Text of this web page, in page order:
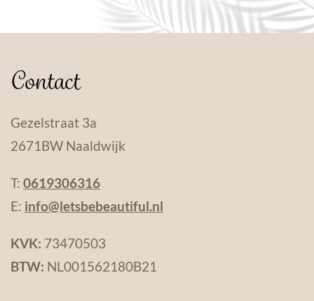
Contact
Gezelstraat 3a
2671BW Naaldwijk
T: 0619306316
E: info@letsbebeautiful.nl
KVK: 73470503
BTW: NL001562180B21